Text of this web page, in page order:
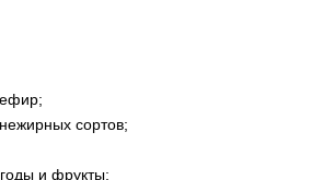
сортов;
и фрукты;